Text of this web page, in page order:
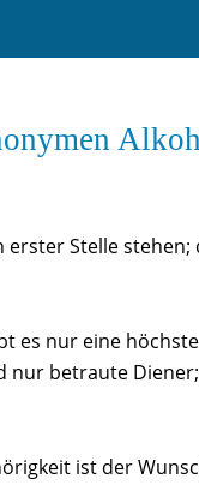
Stelle
es nur eine
nur betraute
ist der